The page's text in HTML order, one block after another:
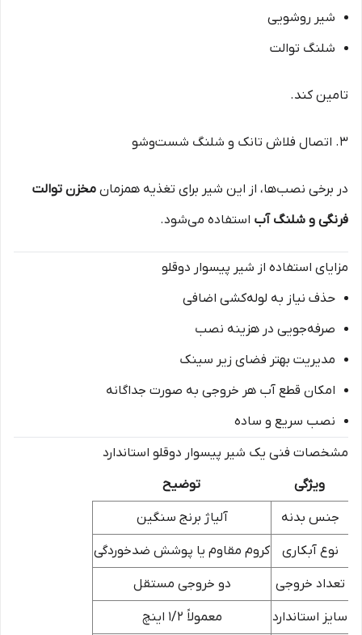
شیر روشویی
شلنگ توالت
تامین کند.
3. اتصال فلاش تانک و شلنگ شست‌وشو
در برخی نصب‌ها، از این شیر برای تغذیه همزمان مخزن توالت
فرنگی و شلنگ آب استفاده می‌شود.
مزایای استفاده از شیر پیسوار دوقلو
حذف نیاز به لوله‌کشی اضافی
صرفه‌جویی در هزینه نصب
مدیریت بهتر فضای زیر سینک
امکان قطع آب هر خروجی به صورت جداگانه
نصب سریع و ساده
مشخصات فنی یک شیر پیسوار دوقلو استاندارد
ویژگی
توضیح
جنس بدنه آلیاژ برنج سنگین
نوع آبکاری کروم مقاوم یا پوشش ضدخوردگی
تعداد خروجی دو خروجی مستقل
سایز استاندارد معمولاً 1/2 اینچ